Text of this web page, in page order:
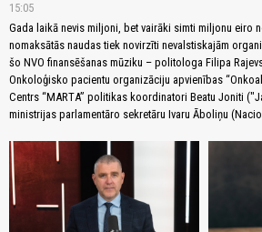
15:05
Gada laikā nevis miljoni, bet vairāki simti miljonu eiro
nomaksātās naudas tiek novirzīti nevalstiskajām
šo NVO finansēšanas mūziku – politologa Filipa
Onkoloģisko pacientu organizāciju apvienības
Centrs “MARTA” politikas koordinatori Beatu Joniti
ministrijas parlamentāro sekretāru Ivaru Āboliņu